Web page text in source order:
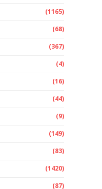
(1165)
(68)
(367)
(4)
(16)
(44)
(9)
(149)
(83)
(1420)
(87)